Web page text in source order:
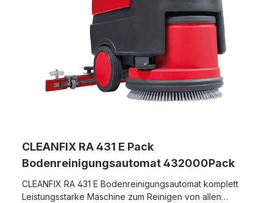
CLEANFIX RA 431 E Pack
Bodenreinigungsautomat 432000Pack
CLEANFIX RA 431 E Bodenreinigungsautomat komplett
Leistungsstarke Maschine zum Reinigen von allen